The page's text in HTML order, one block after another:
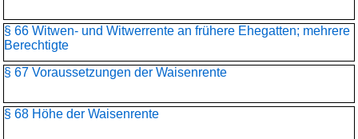
§ 66 Witwen- und Witwerrente an frühere Ehegatten; mehrere
Berechtigte
§ 67 Voraussetzungen der Waisenrente
§ 68 Höhe der Waisenrente